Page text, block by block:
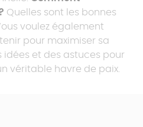
Quelles sont les bonnes
voulez également
pour maximiser sa
idées et des astuces pour
véritable havre de paix.